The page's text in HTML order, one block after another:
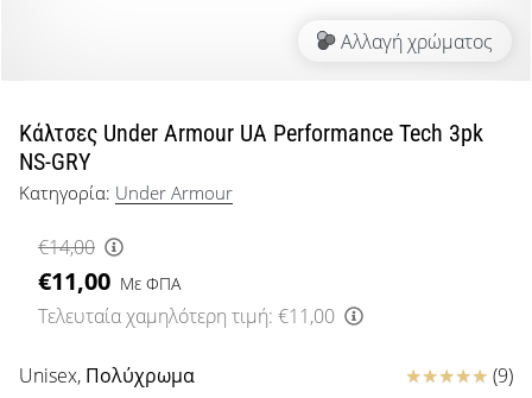
μπάσκετ
όπως
εμείς;
Έλα
μας
ως
πρεσβευτής
της
μας.
Αλλαγή χρώματος
Κάλτσες Under Armour UA Performance Tech 3pk
NS-GRY
Κατηγορία: Under Armour
€14,00
€11,00 Με ΦΠΑ
Τελευταία χαμηλότερη τιμή: €11,00
Unisex, Πολύχρωμα Κριτικές (9)